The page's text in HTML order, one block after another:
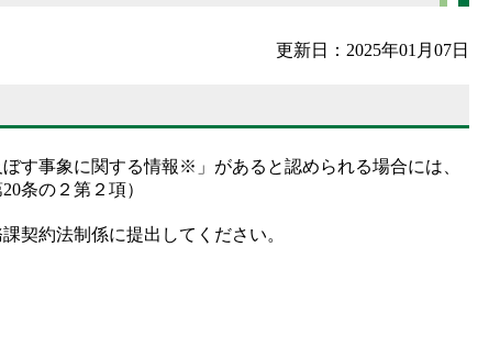
更新日：2025年01月07日
す事象に関する情報※」があると認められる場合には、
条の２第２項）
契約法制係に提出してください。